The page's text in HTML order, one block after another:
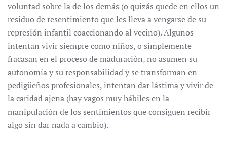
voluntad sobre la de los demás (o quizás quede en ellos un
residuo de resentimiento que les lleva a vengarse de su
represión infantil coaccionando al vecino). Algunos
intentan vivir siempre como niños, o simplemente
fracasan en el proceso de maduración, no asumen su
autonomía y su responsabilidad y se transforman en
pedigüeños profesionales, intentan dar lástima y vivir de
la caridad ajena (hay vagos muy hábiles en la
manipulación de los sentimientos que consiguen recibir
algo sin dar nada a cambio).